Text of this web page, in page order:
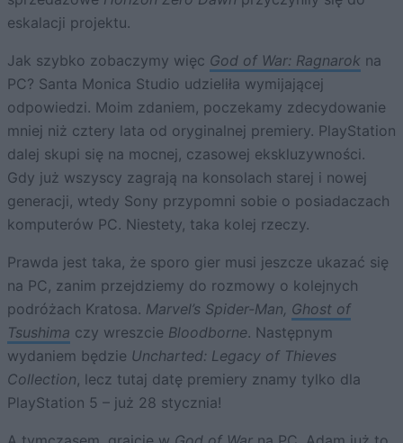
eskalacji projektu.
Jak szybko zobaczymy więc God of War: Ragnarok na
PC? Santa Monica Studio udzieliła wymijającej
odpowiedzi. Moim zdaniem, poczekamy zdecydowanie
mniej niż cztery lata od oryginalnej premiery. PlayStation
dalej skupi się na mocnej, czasowej ekskluzywności.
Gdy już wszyscy zagrają na konsolach starej i nowej
generacji, wtedy Sony przypomni sobie o posiadaczach
komputerów PC. Niestety, taka kolej rzeczy.
Prawda jest taka, że sporo gier musi jeszcze ukazać się
na PC, zanim przejdziemy do rozmowy o kolejnych
podróżach Kratosa. Marvel’s Spider-Man, Ghost of
Tsushima czy wreszcie Bloodborne. Następnym
wydaniem będzie Uncharted: Legacy of Thieves
Collection, lecz tutaj datę premiery znamy tylko dla
PlayStation 5 – już 28 stycznia!